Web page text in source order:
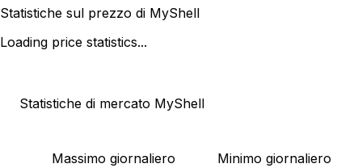
Statistiche sul prezzo di MyShell
Loading price statistics...
Statistiche di mercato MyShell
Massimo giornaliero Minimo giornaliero